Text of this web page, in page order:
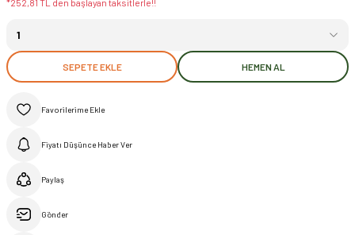
*252,81 TL den başlayan taksitlerle!!
SEPETE EKLE HEMEN AL
Fiyatı Düşünce Haber Ver
Paylaş
Gönder